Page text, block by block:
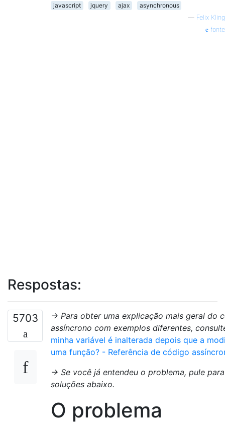
javascript jquery ajax
asynchronous
— Felix Kling
fonte
Respostas:
5703
→ Para obter uma explicação mais geral do
assíncrono com exemplos diferentes,
minha variável é inalterada depois que a
uma função? - Referência de código
→ Se você já entendeu o problema, pule
soluções abaixo.
O problema